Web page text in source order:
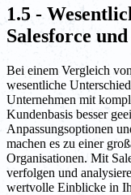
1.5 -
Salesforce
Bei einem Vergleich
wesentliche
Unternehmen mit
Kundenbasis besser
Anpassungsoptionen
machen es zu einer
Organisationen. Mit
verfolgen und
wertvolle Einblicke in